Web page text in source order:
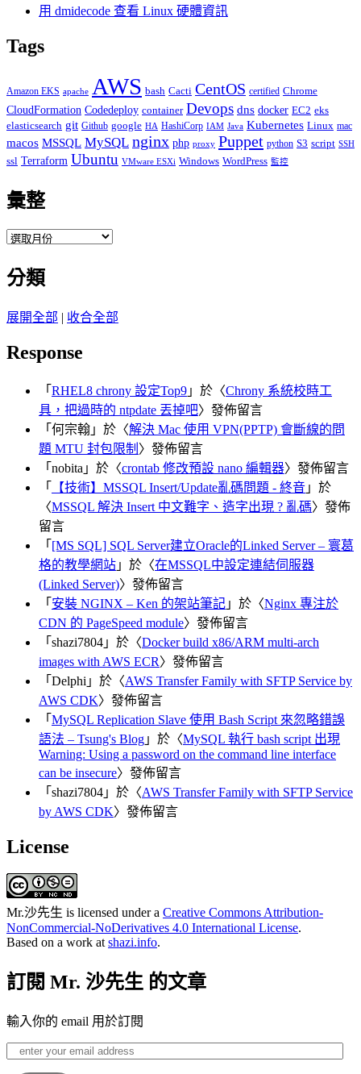
用 dmidecode 查看 Linux 硬體資訊
Tags
Amazon EKS apache AWS bash Cacti CentOS certified Chrome
CloudFormation Codedeploy container Devops dns docker EC2 eks
elasticsearch git Github google HA HashiCorp IAM Java Kubernetes Linux mac
macos MSSQL MySQL nginx php proxy Puppet python S3 script SSH
ssl Terraform Ubuntu VMware ESXi Windows WordPress 監控
彙整
彙
分類
展開全部 | 收合全部
Response
「 RHEL8 chrony 設定Top9 」於〈Chrony 系統校時工
具，把過時的 ntpdate 丟掉吧〉發佈留言
「 何宗翰 」於〈解決 Mac 使用 VPN(PPTP) 會斷線的問
題 MTU 封包限制 〉發佈留言
「 nobita 」於〈crontab 修改預設 nano 編輯器〉發佈留言
「
【技術】MSSQL Insert/Update亂碼問題 - 終音 」於
〈MSSQL 解決 Insert 中文難字、造字出現 ? 亂碼〉發佈
留言
「 [MS SQL] SQL Server建立Oracle的Linked Server – 寰葛
格的教學網站 」於〈在MSSQL中設定連結伺服器
(Linked Server)〉發佈留言
「 安裝 NGINX – Ken 的架站筆記 」於〈Nginx 專注於
CDN 的 PageSpeed module〉發佈留言
「 shazi7804 」於〈Docker build x86/ARM multi-arch
images with AWS ECR〉發佈留言
「 Delphi 」於〈AWS Transfer Family with SFTP Service by
AWS CDK〉發佈留言
「 MySQL Replication Slave 使用 Bash Script 來忽略錯誤
語法 – Tsung's Blog 」於〈MySQL 執行 bash script 出現
Warning: Using a password on the command line interface
can be insecure〉發佈留言
「 shazi7804 」於〈AWS Transfer Family with SFTP Service
by AWS CDK〉發佈留言
License
Mr.沙先生 is licensed under a Creative Commons Attribution-
NonCommercial-NoDerivatives 4.0 International License.
Based on a work atshazi.info.
訂閱 Mr. 沙先生 的文章
輸入你的 email 用於訂閱
enter
your